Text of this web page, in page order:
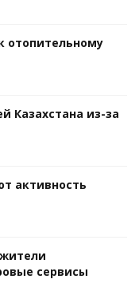
отопительному
Казахстана из-за
активность
сервисы